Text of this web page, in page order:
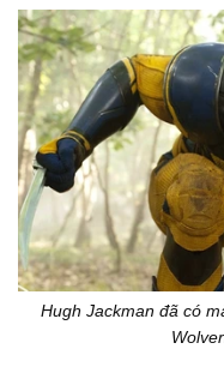
Hugh Jackman đã có